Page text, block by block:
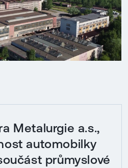
Metalurgie a.s.,
automobilky
průmyslové